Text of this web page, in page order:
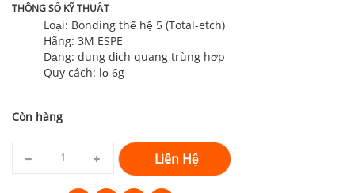
THÔNG SỐ KỸ THUẬT
Loại: Bonding thế hệ 5 (Total-etch)
Hãng: 3M ESPE
Dạng: dung dịch quang trùng hợp
Quy cách: lọ 6g
Còn hàng
Liên Hệ